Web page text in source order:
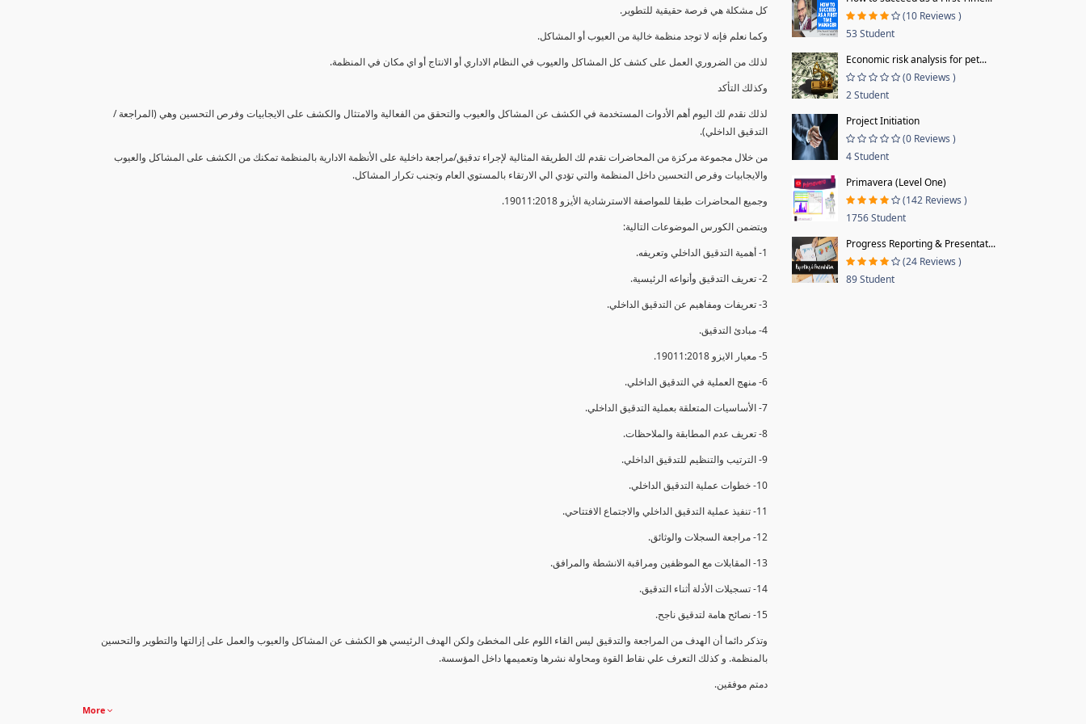
كل مشكلة هي فرصة حقيقية للتطوير.
وكما نعلم فإنه لا توجد منظمة خالية من العيوب أو المشاكل.
لذلك من الضروري العمل على كشف كل المشاكل والعيوب في النظام الاداري أو الانتاج أو اي مكان في المنظمة.
وكذلك التأكد
لذلك نقدم لك اليوم أهم الأدوات المستخدمة في الكشف عن المشاكل والعيوب والتحقق من الفعالية والامتثال والكشف على الايجابيات وفرص التحسين وهي (المراجعة /
التدقيق الداخلي).
من خلال مجموعة مركزة من المحاضرات نقدم لك الطريقة المثالية لإجراء تدقيق/مراجعة داخلية على الأنظمة الادارية بالمنظمة تمكنك من الكشف على المشاكل والعيوب
والايجابيات وفرص التحسين داخل المنظمة والتي تؤدي الي الارتقاء بالمستوي العام وتجنب تكرار المشاكل.
وجميع المحاضرات طبقا للمواصفة الاسترشادية الأيزو 19011:2018.
ويتضمن الكورس الموضوعات التالية:
1- أهمية التدقيق الداخلي وتعريفه.
2- تعريف التدقيق وأنواعه الرئيسية.
3- تعريفات ومفاهيم عن التدقيق الداخلي.
4- مبادئ التدقيق.
5- معيار الايزو 19011:2018.
6- منهج العملية في التدقيق الداخلي.
7- الأساسيات المتعلقة بعملية التدقيق الداخلي.
8- تعريف عدم المطابقة والملاحظات.
9- الترتيب والتنظيم للتدقيق الداخلي.
10- خطوات عملية التدقيق الداخلي.
11- تنفيذ عملية التدقيق الداخلي والاجتماع الافتتاحي.
12- مراجعة السجلات والوثائق.
13- المقابلات مع الموظفين ومراقبة الانشطة والمرافق.
14- تسجيلات الأدلة أثناء التدقيق.
15- نصائح هامة لتدقيق ناجح.
وتذكر دائما أن الهدف من المراجعة والتدقيق ليس القاء اللوم على المخطئ ولكن الهدف الرئيسي هو الكشف عن المشاكل والعيوب والعمل على إزالتها والتطوير والتحسين
بالمنظمة. و كذلك التعرف علي نقاط القوة ومحاولة نشرها وتعميمها داخل المؤسسة.
دمتم موفقين.
More
(10 Reviews )
53 Student
Economic risk analysis for pet...
(0 Reviews )
2 Student
Project Initiation
(0 Reviews )
4 Student
Primavera (Level One)
(142 Reviews )
1756 Student
Progress Reporting & Presentat...
(24 Reviews )
89 Student